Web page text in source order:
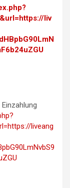
liv
liveang